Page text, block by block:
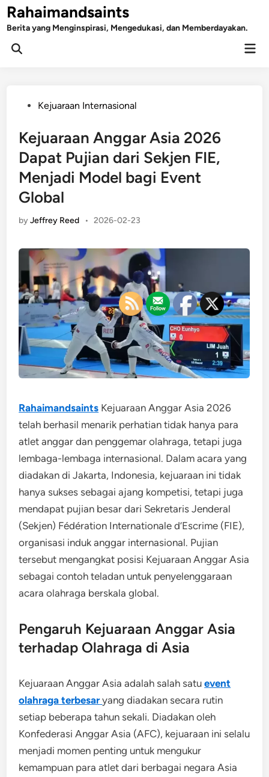
Skip
to
content
Rahaimandsaints
Berita yang Menginspirasi, Mengedukasi, dan Memberdayakan.
Open
PostedKejuaraan Internasional
Kejuaraan Anggar Asia 2026
Dapat Pujian dari Sekjen FIE,
Menjadi Model bagi Event
Global
byJeffrey Reed • 2026-02-23
Rahaimandsaints Kejuaraan Anggar Asia 2026
telah berhasil menarik perhatian tidak hanya para
atlet anggar dan penggemar olahraga, tetapi juga
lembaga-lembaga internasional. Dalam acara yang
diadakan di Jakarta, Indonesia, kejuaraan ini tidak
hanya sukses sebagai ajang kompetisi, tetapi juga
mendapat pujian besar dari Sekretaris Jenderal
(Sekjen) Fédération Internationale d’Escrime (FIE),
organisasi induk anggar internasional. Pujian
tersebut mengangkat posisi Kejuaraan Anggar Asia
sebagai contoh teladan untuk penyelenggaraan
acara olahraga berskala global.
Pengaruh Kejuaraan Anggar Asia
terhadap Olahraga di Asia
Kejuaraan Anggar Asia adalah salah satuevent
olahraga terbesar yang diadakan secara rutin
setiap beberapa tahun sekali. Diadakan oleh
Konfederasi Anggar Asia (AFC), kejuaraan ini selalu
menjadi momen penting untuk mengukur
kemampuan para atlet dari berbagai negara Asia